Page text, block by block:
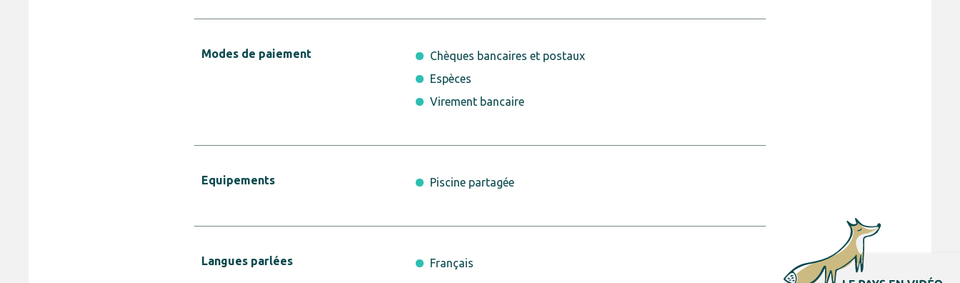
Modes de paiement
Chèques bancaires et postaux
Espèces
Virement bancaire
Equipements Piscine partagée
Langues parlées Français